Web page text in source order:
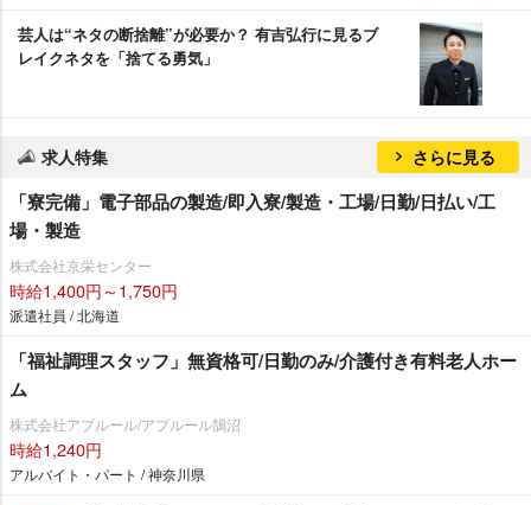
芸人は“ネタの断捨離”が必要か？ 有吉弘行に見るブ
レイクネタを「捨てる勇気」
求人特集 さらに見る
「寮完備」電子部品の製造/即入寮/製造・工場/日勤/日払い/工
場・製造
株式会社京栄センター
時給1,400円～1,750円
派遣社員 / 北海道
「福祉調理スタッフ」無資格可/日勤のみ/介護付き有料老人ホー
ム
株式会社アプルール/アプルール鵠沼
時給1,240円
アルバイト・パート / 神奈川県